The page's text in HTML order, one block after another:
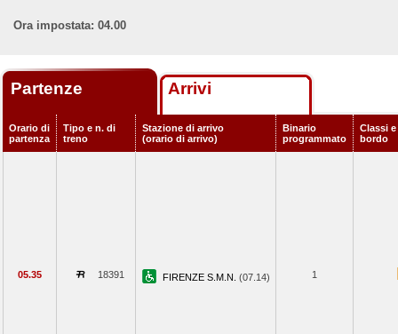
Ora impostata: 04.00
Partenze Arrivi
Orario di
partenza
Tipo e n. di
treno
Stazione di arrivo
(orario di arrivo)
Binario
programmato
Classi
bordo
05.35 18391 FIRENZE S.M.N. (07.14) 1